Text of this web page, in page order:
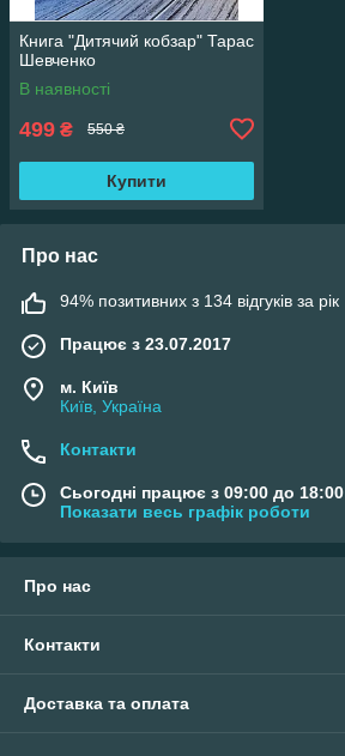
Книга "Дитячий кобзар" Тарас
Шевченко
В наявності
499 ₴ 550 ₴
Купити
Про нас
94% позитивних з 134 відгуків за рік
Працює з 23.07.2017
м. Київ
Київ, Україна
Контакти
Сьогодні працює з 09:00 до 18:00
Показати весь графік роботи
Про нас
Контакти
Доставка та оплата